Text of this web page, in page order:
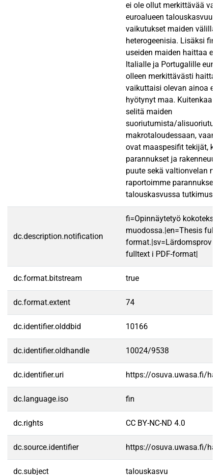
ei ole ollut merkittävää
euroalueen
vaikutukset maiden välillä
heterogeenisia. Lisäksi
useiden maiden haittaa
Italialle ja Portugalille
olleen merkittävästi
vaikuttaisi olevan ainoa
hyötynyt maa. Kuitenkaan
selitä maiden
suoriutumista/
makrotaloudessaan, vaan
ovat maaspesifit tekijät,
parannukset ja
puute sekä valtionvelan
raportoimme parannuksen
talouskasvussa
dc.description.notification
fi=Opinnäytetyö
muodossa.|en=Thesis
format.|sv=Lärdomsprov
fulltext i PDF-format|
dc.format.bitstream true
dc.format.extent 74
dc.identifier.olddbid 10166
dc.identifier.oldhandle 10024/9538
dc.identifier.uri https://osuva.uwasa.fi/
dc.language.iso fin
dc.rights CC BY-NC-ND 4.0
dc.source.identifier https://osuva.uwasa.fi/
dc.subject talouskasvu